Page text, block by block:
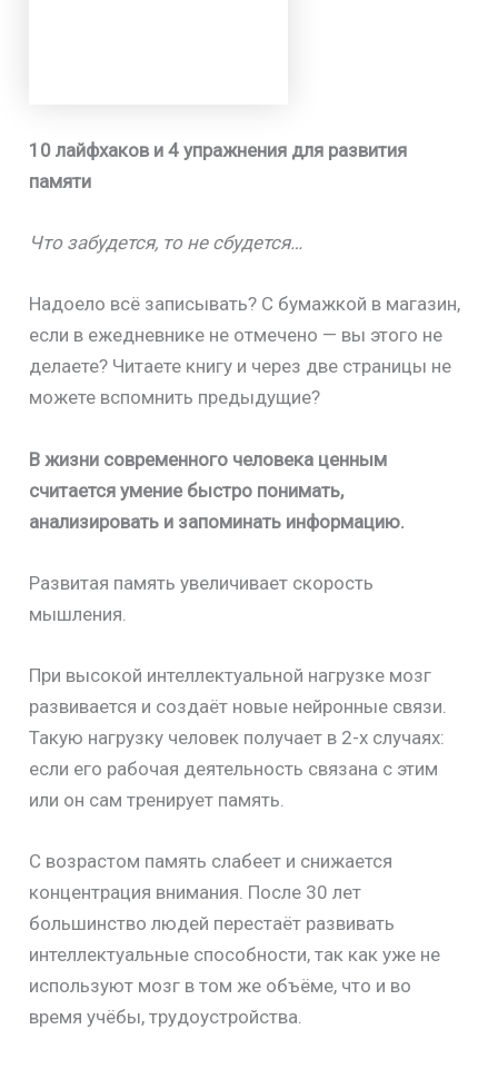
10 лайфхаков и 4 упражнения для развития
памяти
Что забудется, то не сбудется…
Надоело всё записывать? С бумажкой в магазин,
если в ежедневнике не отмечено — вы этого не
делаете? Читаете книгу и через две страницы не
можете вспомнить предыдущие?
В жизни современного человека ценным
считается умение быстро понимать,
анализировать и запоминать информацию.
Развитая память увеличивает скорость
мышления.
При высокой интеллектуальной нагрузке мозг
развивается и создаёт новые нейронные связи.
Такую нагрузку человек получает в 2-х случаях:
если его рабочая деятельность связана с этим
или он сам тренирует память.
С возрастом память слабеет и снижается
концентрация внимания. После 30 лет
большинство людей перестаёт развивать
интеллектуальные способности, так как уже не
используют мозг в том же объёме, что и во
время учёбы, трудоустройства.